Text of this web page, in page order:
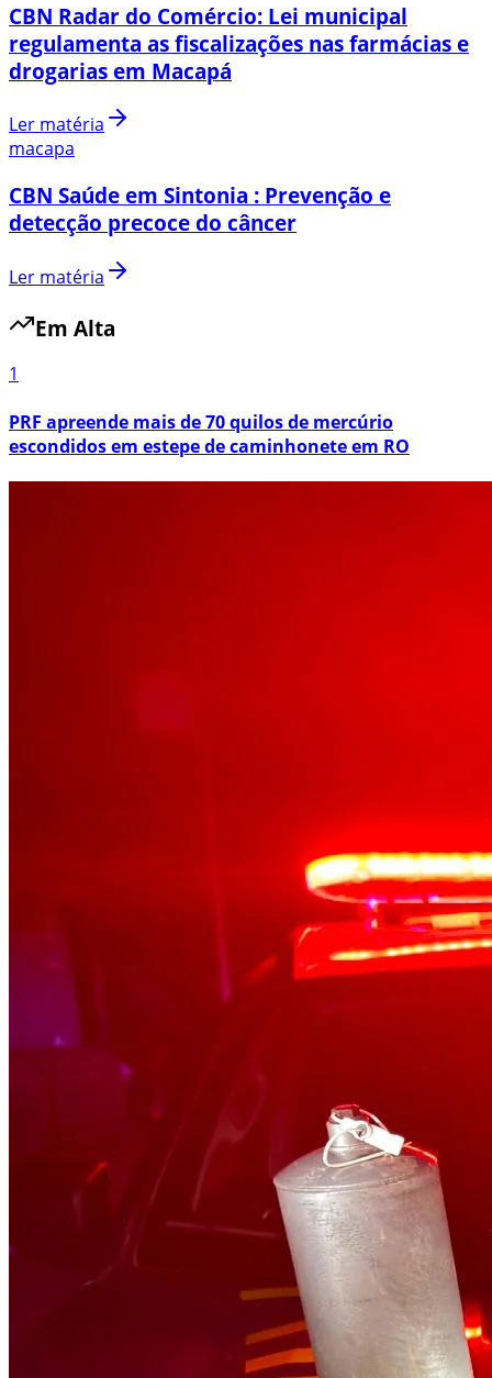
CBN Radar do Comércio: Lei municipal
regulamenta as fiscalizações nas farmácias e
drogarias em Macapá
Ler matéria
macapa
CBN Saúde em Sintonia : Prevenção e
detecção precoce do câncer
Ler matéria
Em Alta
1
PRF apreende mais de 70 quilos de mercúrio
escondidos em estepe de caminhonete em RO